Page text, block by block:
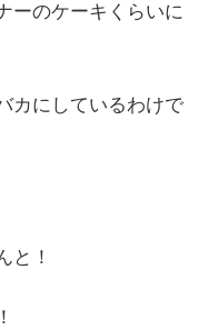
ーのケーキくらいに
カにしているわけで
と！